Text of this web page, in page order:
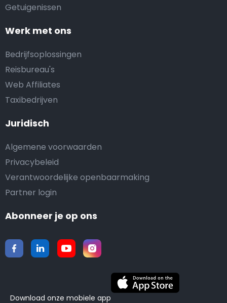
Getuigenissen
Werk met ons
Bedrijfsoplossingen
Reisbureau's
Web Affiliates
Taxibedrijven
Juridisch
Algemene voorwaarden
Privacybeleid
Verantwoordelijke openbaarmaking
Partner login
Abonneer je op ons
Download onze mobiele app